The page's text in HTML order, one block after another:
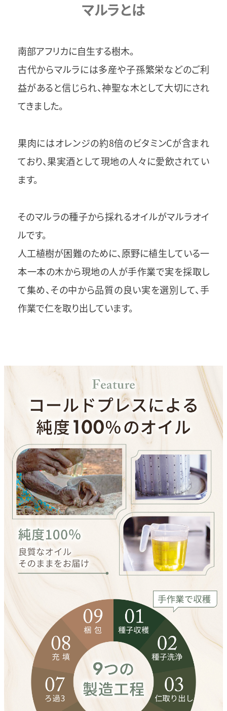
マルラとは
南部アフリカに自生する樹木。
古代からマルラには多産や子孫繁栄などのご利
益があると信じられ、神聖な木として大切にされ
てきました。
果肉にはオレンジの約8倍のビタミンCが含まれ
ており、果実酒として現地の人々に愛飲されてい
ます。
そのマルラの種子から採れるオイルがマルラオイ
ルです。
人工植樹が困難のために、原野に植生している一
本一本の木から現地の人が手作業で実を採取し
て集め、その中から品質の良い実を選別して、手
作業で仁を取り出しています。